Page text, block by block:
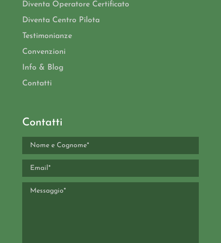
Diventa Operatore Certificato
Diventa Centro Pilota
Testimonianze
Convenzioni
Info & Blog
Contatti
Contatti